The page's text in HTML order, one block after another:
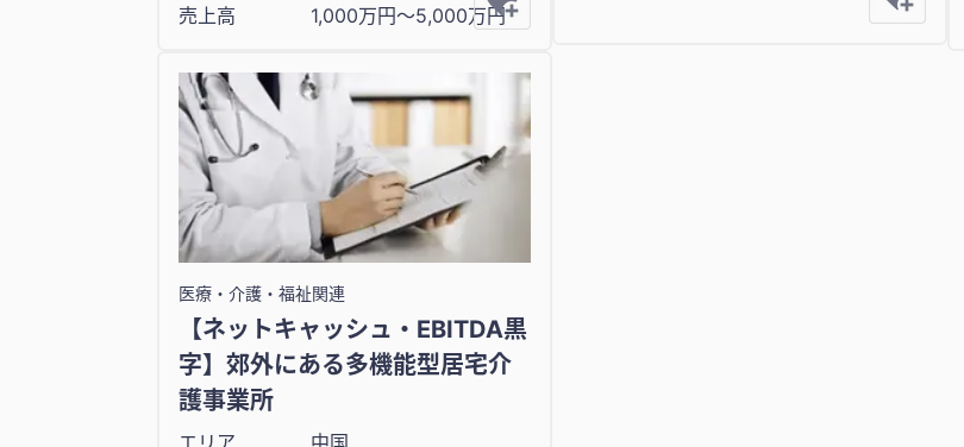
売上高
1,000万円〜5,000万円
医療・介護・福祉関連
【ネットキャッシュ・EBITDA黒
字】郊外にある多機能型居宅介
護事業所